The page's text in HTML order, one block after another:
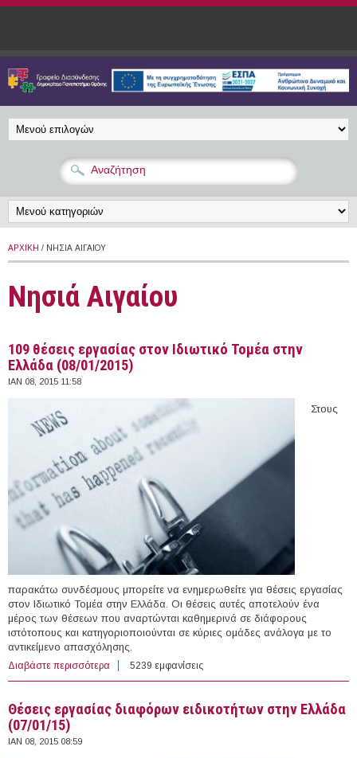
Παράκαμψη προς το κυρίως περιεχόμενο
ΑΡΧΙΚΉ / ΝΗΣΙΆ ΑΙΓΑΊΟΥ
Νησιά Αιγαίου
109 θέσεις εργασίας στον Ιδιωτικό Τομέα στην
Ελλάδα (08/01/2015)
ΙΑΝ 08, 2015 11:58
Στους
παρακάτω συνδέσμους μπορείτε να ενημερωθείτε για θέσεις εργασίας
στον Ιδιωτικό Τομέα στην Ελλάδα. Οι θέσεις αυτές αποτελούν ένα
μέρος των θέσεων που αναρτώνται καθημερινά σε διάφορους
ιστότοπους και κατηγοριοποιούνται σε κύριες ομάδες ανάλογα με το
αντικείμενο απασχόλησης.
Διαβάστε περισσότερα για 109 θέσεις εργασίας στον Ιδιωτικό Τομέα στην
Ελλάδα (08/01/2015)
5239 εμφανίσεις
Θέσεις εργασίας διαφόρων ειδικοτήτων στην Ελλάδα
(07/01/15)
ΙΑΝ 08, 2015 08:59